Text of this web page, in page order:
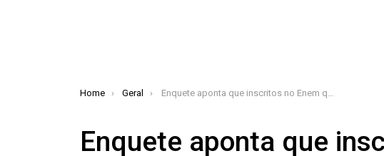
You are here:
Home Geral Enquete aponta que inscritos no Enem querem prova em maio de 2021
Enquete aponta que